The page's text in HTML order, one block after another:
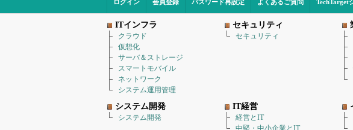
ログイン 会員登録 パスワード再設定 よくあるご質問 TechTarget
ITインフラ
クラウド
仮想化
サーバ＆ストレージ
スマートモバイル
ネットワーク
システム運用管理
セキュリティ
セキュリティ
システム開発
システム開発
IT経営
経営とIT
中堅・中小企業とIT